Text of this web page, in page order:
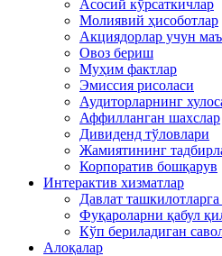
Асосий кўрсаткичлар
Молиявий ҳисоботлар
Акциядорлар учун
Овоз бериш
Муҳим фактлар
Эмиссия рисоласи
Аудиторларнинг
Аффилланган шахслар
Дивиденд тўловлари
Жамиятининг
Корпоратив бошқарув
Интерактив хизматлар
Давлат
Фуқароларни қабул
Кўп бериладиган
Алоқалар